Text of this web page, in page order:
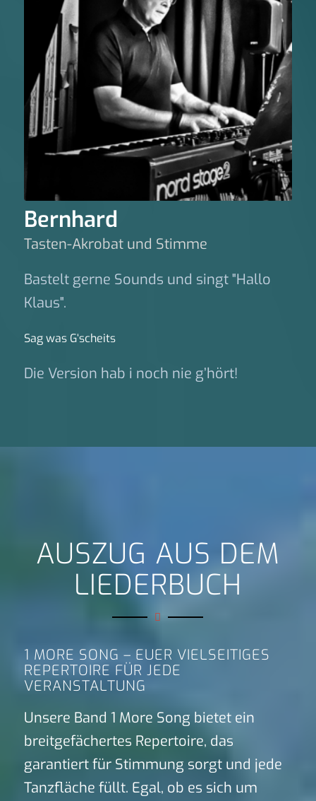
Bernhard
Tasten-Akrobat und Stimme
Bastelt gerne Sounds und singt "Hallo
Klaus".
Sag was G‘scheits
Die Version hab i noch nie g’hört!
AUSZUG AUS DEM
LIEDERBUCH
1 MORE SONG – EUER VIELSEITIGES
REPERTOIRE FÜR JEDE
VERANSTALTUNG
Unsere Band 1 More Song bietet ein
breitgefächertes Repertoire, das
garantiert für Stimmung sorgt und jede
Tanzfläche füllt. Egal, ob es sich um